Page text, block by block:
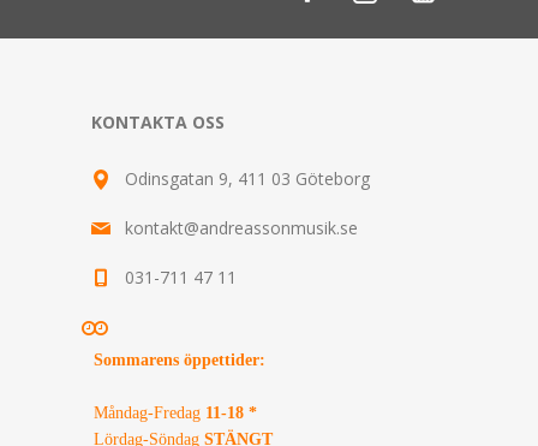
KONTAKTA OSS
Odinsgatan 9, 411 03 Göteborg
kontakt@andreassonmusik.se
031-711 47 11
Sommarens öppettider:
Måndag-Fredag 11-18 *
Lördag-Söndag STÄNGT